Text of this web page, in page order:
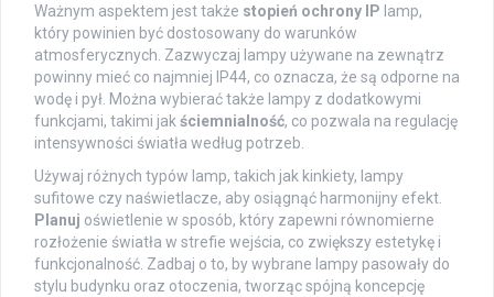
Ważnym aspektem jest także stopień ochrony IP lamp,
który powinien być dostosowany do warunków
atmosferycznych. Zazwyczaj lampy używane na zewnątrz
powinny mieć co najmniej IP44, co oznacza, że są odporne na
wodę i pył. Można wybierać także lampy z dodatkowymi
funkcjami, takimi jak ściemnialność, co pozwala na regulację
intensywności światła według potrzeb.
Używaj różnych typów lamp, takich jak kinkiety, lampy
sufitowe czy naświetlacze, aby osiągnąć harmonijny efekt.
Planuj oświetlenie w sposób, który zapewni równomierne
rozłożenie światła w strefie wejścia, co zwiększy estetykę i
funkcjonalność. Zadbaj o to, by wybrane lampy pasowały do
stylu budynku oraz otoczenia, tworząc spójną koncepcję